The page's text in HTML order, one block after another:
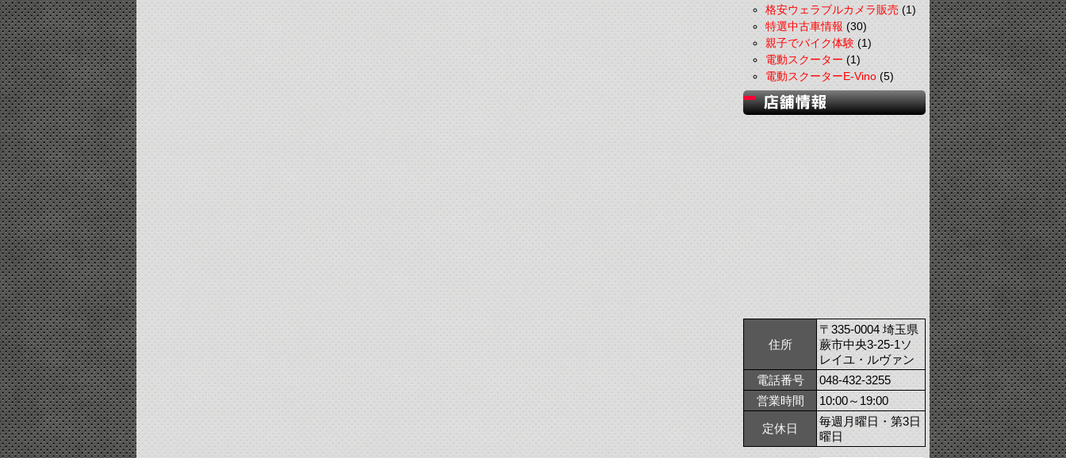
格安ウェラブルカメラ販売(1)
特選中古車情報(30)
親子でバイク体験(1)
電動スクーター(1)
電動スクーターE-Vino(5)
住所
〒335-0004 埼玉県
蕨市中央3-25-1ソ
レイユ・ルヴァン
電話番号
048-432-3255
営業時間
10:00～19:00
定休日
毎週月曜日・第3日
曜日